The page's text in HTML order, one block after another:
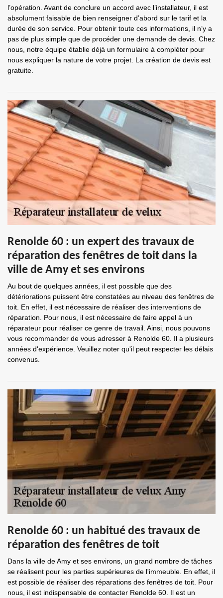
l’opération. Avant de conclure un accord avec l’installateur, il est
absolument faisable de bien renseigner d’abord sur le tarif et la
durée de son service. Pour obtenir toute ces informations, il n’y a
pas de plus simple que de procéder une demande de devis. Chez
nous, notre équipe établie déjà un formulaire à compléter pour
nous expliquer la nature de votre projet. La création de devis est
gratuite.
Renolde 60 : un expert des travaux de
réparation des fenêtres de toit dans la
ville de Amy et ses environs
Au bout de quelques années, il est possible que des
détériorations puissent être constatées au niveau des fenêtres de
toit. En effet, il est nécessaire de réaliser des interventions de
réparation. Pour nous, il est nécessaire de faire appel à un
réparateur pour réaliser ce genre de travail. Ainsi, nous pouvons
vous recommander de vous adresser à Renolde 60. Il a plusieurs
années d'expérience. Veuillez noter qu'il peut respecter les délais
convenus.
Renolde 60 : un habitué des travaux de
réparation des fenêtres de toit
Dans la ville de Amy et ses environs, un grand nombre de tâches
se réalisent pour les parties supérieures de l'immeuble. En effet, il
est possible de réaliser des réparations des fenêtres de toit. Pour
nous, il est indispensable de contacter Renolde 60. Il est un